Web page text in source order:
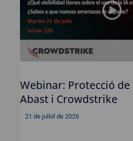
Webinar: Protecció de
Abast i Crowdstrike
21 de juliol de 2026